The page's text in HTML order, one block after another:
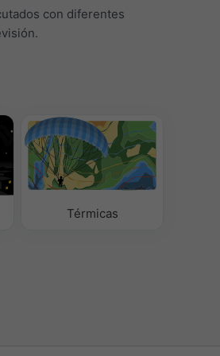
con diferentes
Térmicas